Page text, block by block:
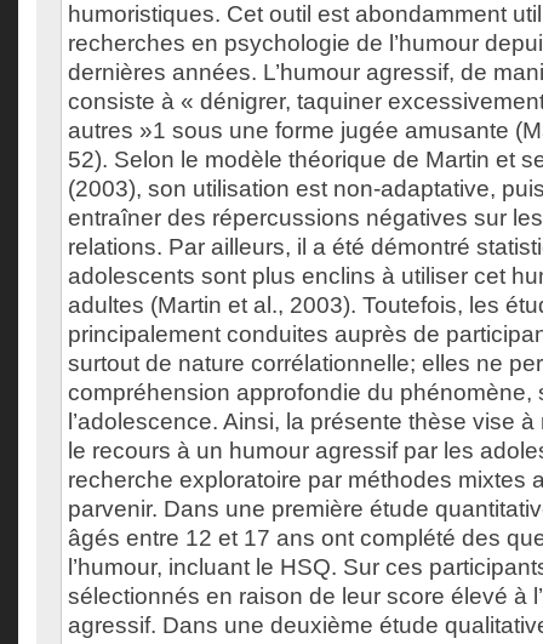
humoristiques. Cet outil est abondamment
recherches en psychologie de l’humour
dernières années. L’humour agressif, de
consiste à « dénigrer, taquiner
autres »1 sous une forme jugée amusante
52). Selon le modèle théorique de Martin et
(2003), son utilisation est non-adaptative,
entraîner des répercussions négatives sur
relations. Par ailleurs, il a été démontré
adolescents sont plus enclins à utiliser cet
adultes (Martin et al., 2003). Toutefois, les
principalement conduites auprès de
surtout de nature corrélationnelle; elles ne
compréhension approfondie du phénomène,
l’adolescence. Ainsi, la présente thèse vise
le recours à un humour agressif par les
recherche exploratoire par méthodes mixtes
parvenir. Dans une première étude
âgés entre 12 et 17 ans ont complété des
l’humour, incluant le HSQ. Sur ces
sélectionnés en raison de leur score élevé à
agressif. Dans une deuxième étude